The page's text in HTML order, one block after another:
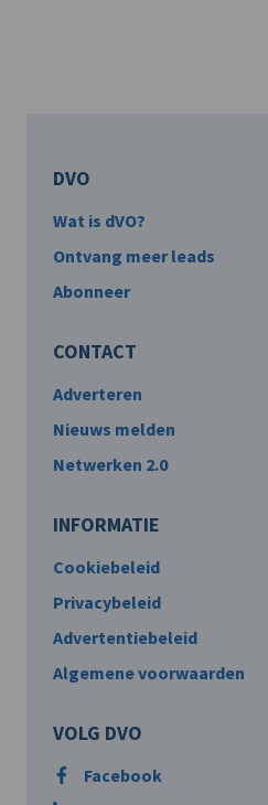
DVO
Wat is dVO?
Ontvang meer leads
Abonneer
CONTACT
Adverteren
Nieuws melden
Netwerken 2.0
INFORMATIE
Cookiebeleid
Privacybeleid
Advertentiebeleid
Algemene voorwaarden
VOLG DVO
Facebook